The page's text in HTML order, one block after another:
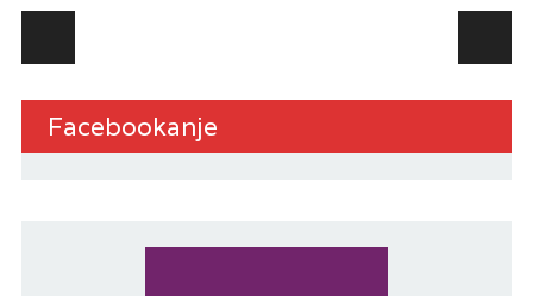
Facebookanje